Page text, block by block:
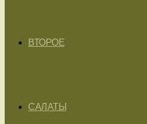
ВТОРОЕ
САЛАТЫ